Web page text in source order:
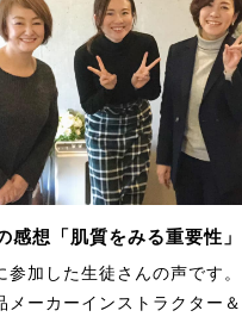
感想「肌質をみる重要性」
参加した生徒さんの声です。
メーカーインストラクター＆